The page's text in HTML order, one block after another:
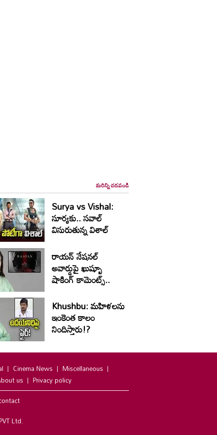
మరిన్ని చదవండి
Surya vs Vishal:
సూర్యకు.. సవాల్
విసురుతున్న విశాల్
రాయన్ నేషనల్
అవార్డుపై ఖుష్బూ
షాకింగ్ కామెంట్స్..
Khushbu: మహిళలను
ఇంకెంత కాలం
నిందిస్తారు!?
Cinema News
Miscellaneous
us
Privacy policy
Ltd.